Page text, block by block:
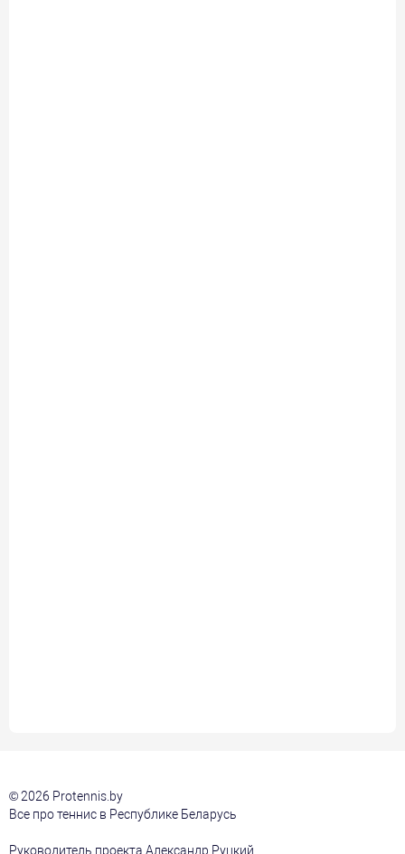
© 2026 Protennis.by
Все про теннис в Республике Беларусь
Руководитель проекта Александр Руцкий